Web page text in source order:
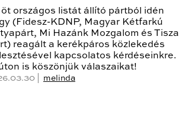
öt országos listát állító pártból idén
(Fidesz-KDNP, Magyar Kétfarkú
Mi Hazánk Mozgalom és Tisza
reagált a kerékpáros közlekedés
kapcsolatos kérdéseinkre.
is köszönjük válaszaikat!
| melinda